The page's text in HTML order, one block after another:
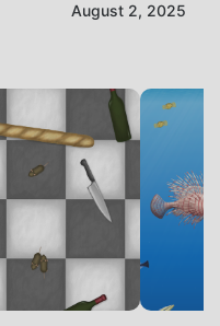
August 2, 2025